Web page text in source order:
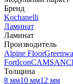
Бренд
Kochanelli
Ламинат
Ламинат
Производитель
Alpine Floor
FortIconCAMSAN
Толщина
8 мм10 мм12 мм